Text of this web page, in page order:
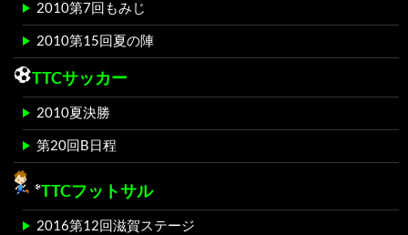
2010第7回もみじ
2010第15回夏の陣
TTCサッカー
2010夏決勝
第20回B日程
TTCフットサル
2016第12回滋賀ステージ